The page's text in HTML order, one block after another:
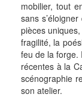
mobilier, tout
sans
pièces
fragilité, la
feu de la forge.
récentes à la
scénographie
son atelier.